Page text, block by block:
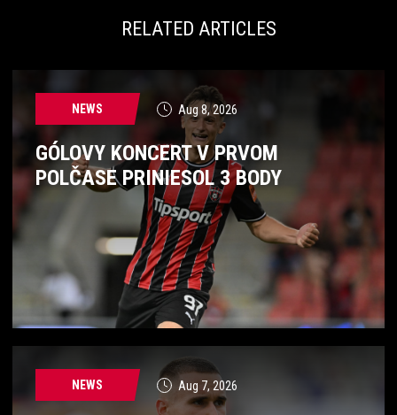
RELATED ARTICLES
NEWS Aug 8, 2026
GÓLOVY KONCERT V PRVOM
POLČASE PRINIESOL 3 BODY
NEWS Aug 7, 2026